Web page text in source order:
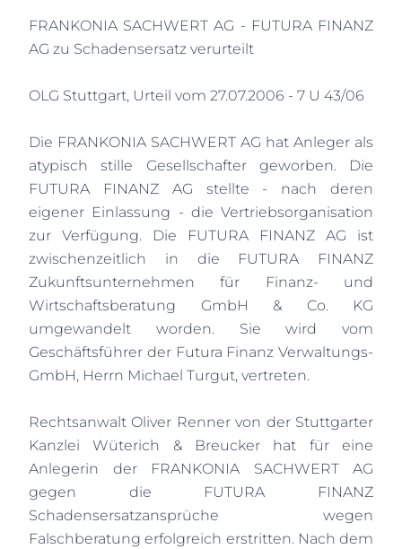
FRANKONIA SACHWERT AG - FUTURA FINANZ
AG zu Schadensersatz verurteilt
OLG Stuttgart, Urteil vom 27.07.2006 - 7 U 43/06
Die FRANKONIA SACHWERT AG hat Anleger als
atypisch stille Gesellschafter geworben. Die
FUTURA FINANZ AG stellte - nach deren
eigener Einlassung - die Vertriebsorganisation
zur Verfügung. Die FUTURA FINANZ AG ist
zwischenzeitlich in die FUTURA FINANZ
Zukunftsunternehmen für Finanz- und
Wirtschaftsberatung GmbH & Co. KG
umgewandelt worden. Sie wird vom
Geschäftsführer der Futura Finanz Verwaltungs-
GmbH, Herrn Michael Turgut, vertreten.
Rechtsanwalt Oliver Renner von der Stuttgarter
Kanzlei Wüterich & Breucker hat für eine
Anlegerin der FRANKONIA SACHWERT AG
gegen die FUTURA FINANZ
Schadensersatzansprüche wegen
Falschberatung erfolgreich erstritten. Nach dem